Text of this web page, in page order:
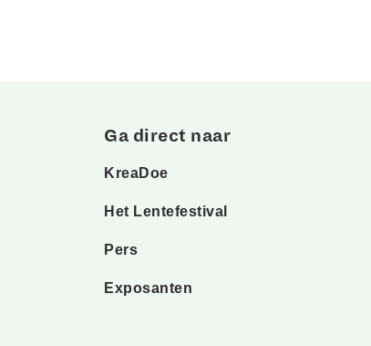
Ga direct naar
KreaDoe
Het Lentefestival
Pers
Exposanten